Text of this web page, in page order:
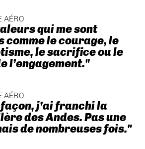
AÉRO
qui me sont
comme le courage, le
le sacrifice ou le
l’engagement."
AÉRO
j’ai franchi la
des Andes. Pas une
de nombreuses fois."